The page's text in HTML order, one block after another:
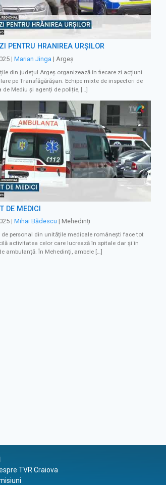
PENTRU HRĂNIREA URȘILOR
| Marian Jinga | Argeș
din județul Argeș organizează în fiecare zi acțiuni
pe Transfăgărășan. Echipe mixte de inspectori de
de Mediu și agenți de poliție, […]
DE MEDICI
| Mihai Bădescu | Mehedinți
de personal din unitățile medicale românești face tot
activitatea celor care lucrează în spitale dar și în
ambulanță. În Mehedinți, ambele […]
TVR Craiova